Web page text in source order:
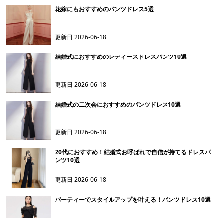
花嫁にもおすすめのパンツドレス5選
更新日2026-06-18
結婚式におすすめのレディースドレスパンツ10選
更新日2026-06-18
結婚式の二次会におすすめのパンツドレス10選
更新日2026-06-18
20代におすすめ！結婚式お呼ばれで自信が持てるドレスパ
ンツ10選
更新日2026-06-18
パーティーでスタイルアップを叶える！パンツドレス10選